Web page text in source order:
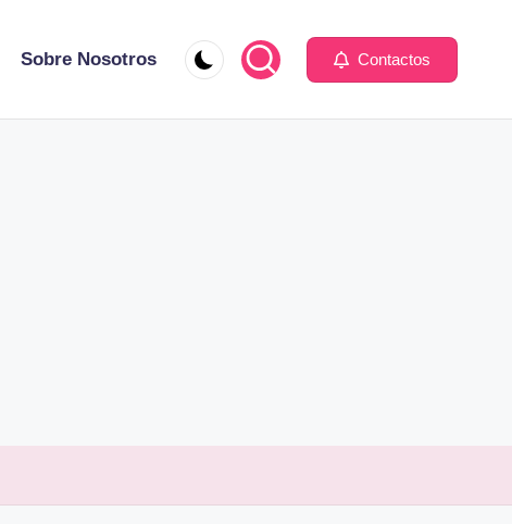
Sobre Nosotros Contactos